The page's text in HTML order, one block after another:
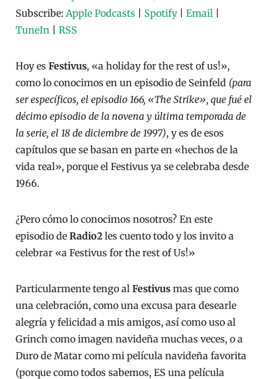
Subscribe: Apple Podcasts Spotify|Email
TuneIn |RSS
Hoy esFestivus, «a holiday for the rest of us!»,
como lo conocimos en un episodio de Seinfeld (para
ser específicos, el episodio 166, «The Strike», que fué el
décimo episodio de la novena y última temporada de
la serie, el 18 de diciembre de 1997), y es de esos
capítulos que se basan en parte en «hechos de la
vida real», porque el Festivus ya se celebraba desde
1966.
¿Pero cómo lo conocimos nosotros? En este
episodio deRadio2 les cuento todo y los invito a
celebrar «a Festivus for the rest of Us!»
Particularmente tengo alFestivus mas que como
una celebración, como una excusa para desearle
alegría y felicidad a mis amigos, así como uso al
Grinch como imagen navideña muchas veces, o a
Duro de Matar como mi película navideña favorita
(porque como todos sabemos, ES una película